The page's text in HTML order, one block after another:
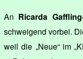
An Ricarda
schweigend vorbei.
weil die „Neue“ im